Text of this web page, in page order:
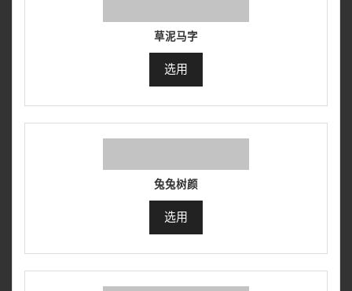
草泥马字
选用
兔兔树颜
选用